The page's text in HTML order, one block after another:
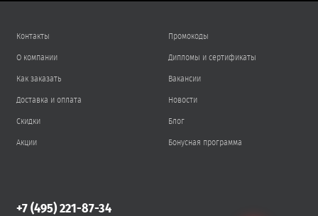
Контакты
О компании
Как заказать
Доставка и оплата
Скидки
Акции
Промокоды
Дипломы и сертификаты
Вакансии
Новости
Блог
Бонусная программа
+7 (495) 221-87-34